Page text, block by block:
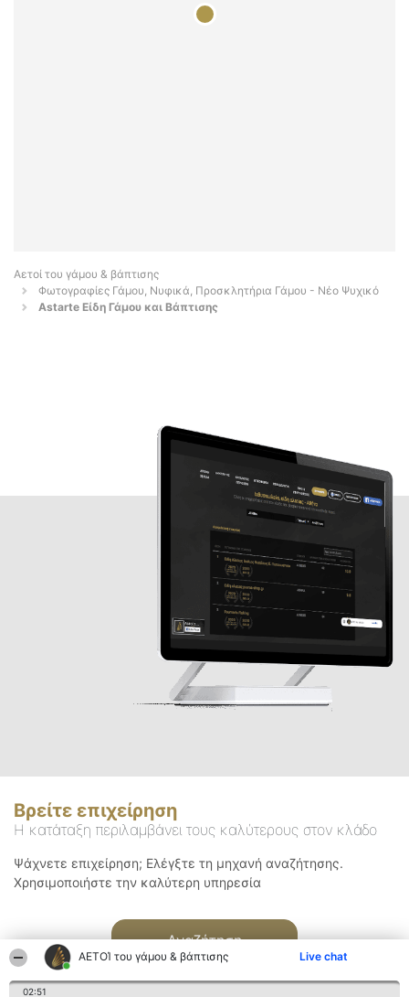
ΑΕΤΟΊ του γάμου & βάπτισης Live chat
02:51
Αετοί του γάμου & βάπτισης
Φωτογραφίες Γάμου, Νυφικά, Προσκλητήρια Γάμου - Νέο Ψυχικό
Astarte Είδη Γάμου και Βάπτισης
Βρείτε επιχείρηση
Η κατάταξη περιλαμβάνει τους καλύτερους στον κλάδο
Ψάχνετε επιχείρηση; Ελέγξτε τη μηχανή αναζήτησης.
Χρησιμοποιήστε την καλύτερη υπηρεσία
Αναζήτηση